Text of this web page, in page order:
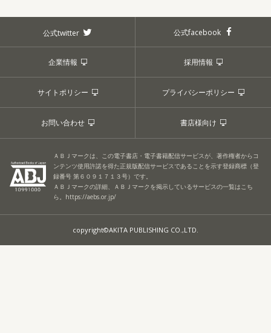
公式twitter 公式facebook
企業情報 採用情報
サイトポリシー プライバシーポリシー
お問い合わせ 書店様向け
ＡＢＪマークは、この電子書店・電子書籍配信サービスが、著作権者からコ
ンテンツ使用許諾を得た正規版配信サービスであることを示す登録商標（登
録番号 第６０９１７１３号）です。
ＡＢＪマークの詳細、ＡＢＪマークを掲示しているサービスの一覧はこち
ら。 https://aebs.or.jp/
copyright©AKITA PUBLISHING CO.,LTD.